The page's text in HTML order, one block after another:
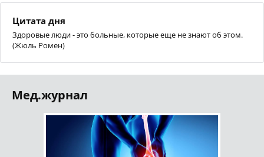
Цитата дня
Здоровые люди - это больные, которые еще не знают об этом.
(Жюль Ромен)
Мед.журнал